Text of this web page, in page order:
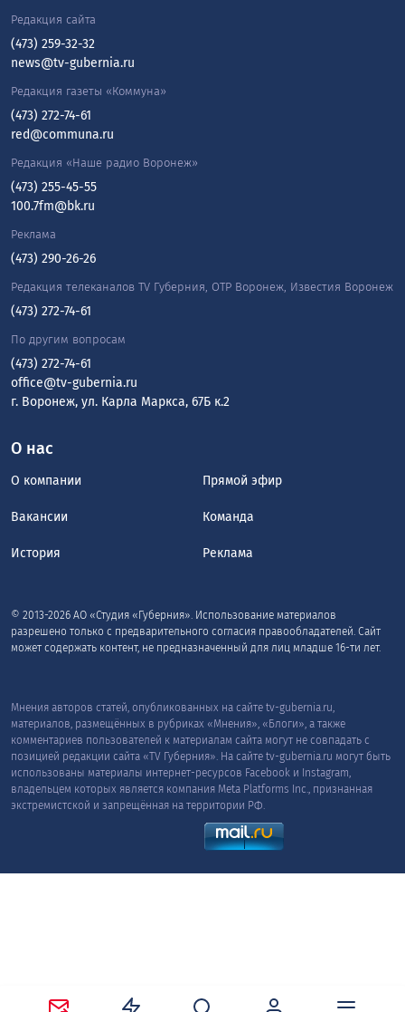
О нас
О компании Прямой эфир
Вакансии Команда
История Реклама
© 2013-2026 АО «Студия «Губерния». Использование материалов
разрешено только с предварительного согласия правообладателей. Сайт
может содержать контент, не предназначенный для лиц младше 16-ти лет.
Редакция сайта
(473) 259-32-32
news@tv-gubernia.ru
Редакция газеты «Коммуна»
(473) 272-74-61
red@communa.ru
Редакция «Наше радио Воронеж»
(473) 255-45-55
100.7fm@bk.ru
Реклама
(473) 290-26-26
Редакция телеканалов TV Губерния, ОТР Воронеж, Известия Воронеж
(473) 272-74-61
По другим вопросам
(473) 272-74-61
office@tv-gubernia.ru
г. Воронеж, ул. Карла Маркса, 67Б к.2
Мнения авторов статей, опубликованных на сайте tv-gubernia.ru,
материалов, размещённых в рубриках «Мнения», «Блоги», а также
комментариев пользователей к материалам сайта могут не совпадать с
позицией редакции сайта «TV Губерния». На сайте tv-gubernia.ru могут быть
использованы материалы интернет-ресурсов Facebook и Instagram,
владельцем которых является компания Meta Platforms Inc., признанная
экстремистской и запрещённая на территории РФ.